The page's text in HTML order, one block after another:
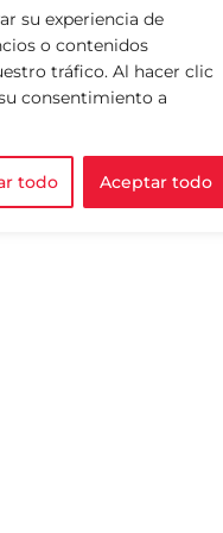
su experiencia de
o contenidos
tráfico. Al hacer clic
consentimiento a
todo Aceptar todo